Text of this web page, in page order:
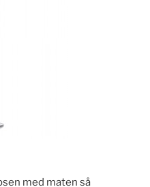
med maten så